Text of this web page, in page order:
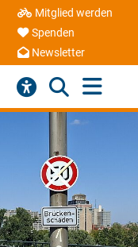
Mitglied werden
Spenden
Newsletter